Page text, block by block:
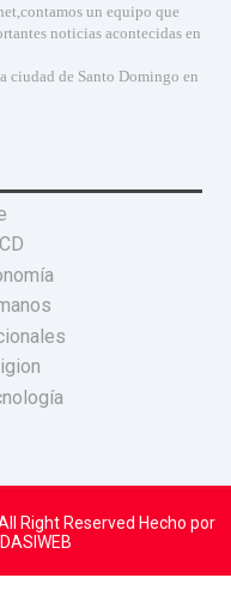
un equipo que
noticias acontecidas en
ciudad de Santo Domingo en
Right Reserved Hecho por